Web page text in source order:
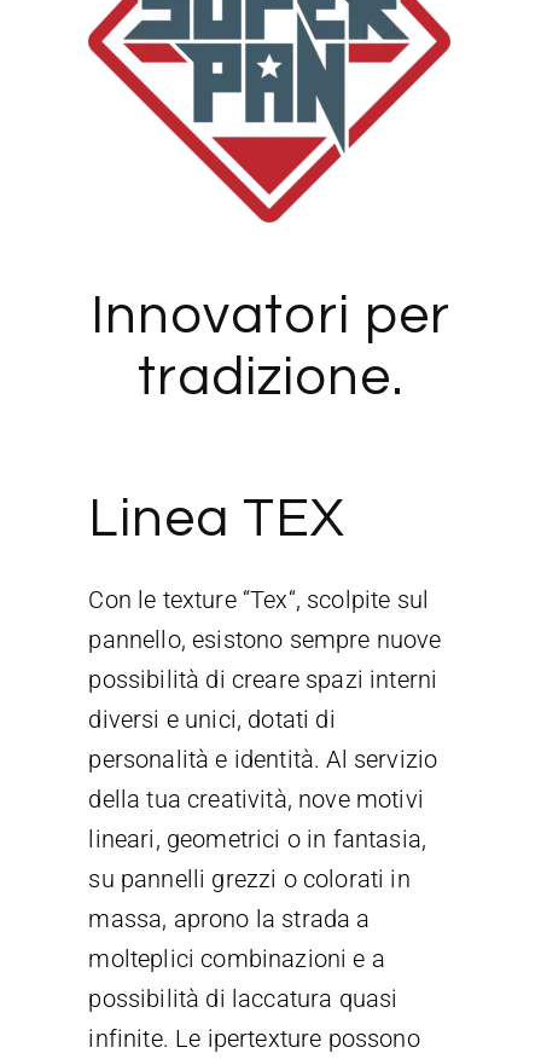
Innovatori per
tradizione.
Linea TEX
Con le texture “Tex“, scolpite sul
pannello, esistono sempre nuove
possibilità di creare spazi interni
diversi e unici, dotati di
personalità e identità. Al servizio
della tua creatività, nove motivi
lineari, geometrici o in fantasia,
su pannelli grezzi o colorati in
massa, aprono la strada a
molteplici combinazioni e a
possibilità di laccatura quasi
infinite. Le ipertexture possono